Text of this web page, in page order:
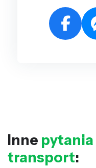
Inne pytania
transport: